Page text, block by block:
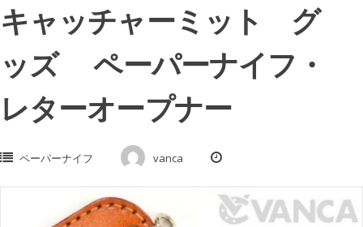
キャッチャーミット グ
ッズ ペーパーナイフ・
レターオープナー
ペーパーナイフ vanca